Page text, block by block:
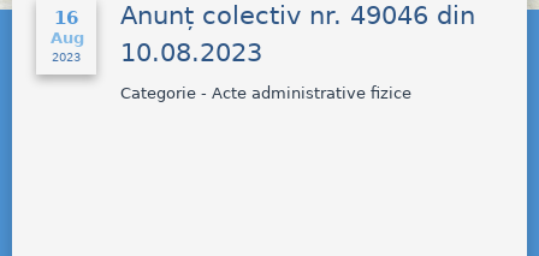
16
Aug
2023
Anunț colectiv nr. 49046 din
10.08.2023
Categorie - Acte administrative fizice